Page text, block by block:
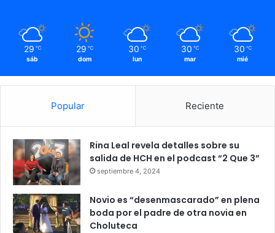
29 ℃
sáb
29 ℃
dom
30 ℃
lun
30 ℃
mar
30 ℃
mié
Popular Reciente
Rina Leal revela detalles sobre su
salida de HCH en el podcast “2 Que 3”
septiembre 4, 2024
Novio es “desenmascarado” en plena
boda por el padre de otra novia en
Choluteca